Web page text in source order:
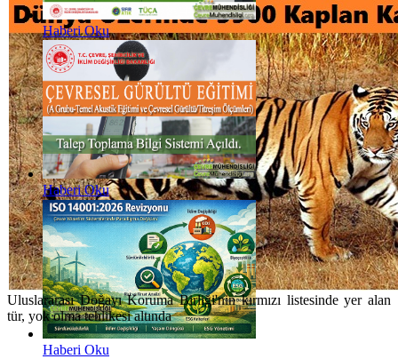
Haberi Oku
Haberi Oku
Haberi Oku
Uluslararası Doğayı Koruma Birliği'nin kırmızı listesinde yer alan
tür, yok olma tehlikesi altında